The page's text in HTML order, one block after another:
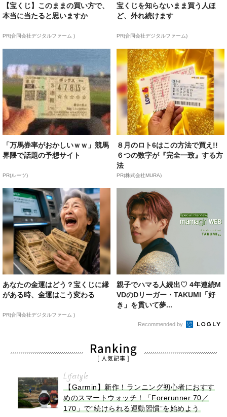
【宝くじ】このままの買い方で、
本当に当たると思いますか
PR(合同会社デジタルファーム )
宝くじを知らないまま買う人ほ
ど、外れ続けます
PR(合同会社デジタルファーム)
「万馬券率がおかしいｗｗ」競馬
界隈で話題の予想サイト
PR(ルーツ)
８月のロト6はこの方法で買え!!
６つの数字が『完全一致』する方
法
PR(株式会社MURA)
あなたの金運はどう？宝くじに縁
がある時、金運はこう変わる
PR(合同会社デジタルファーム )
親子でハマる人続出♡ 4年連続M
VDのDリーガー・TAKUMI「好
き」を貫いて夢...
Recommended by
Ranking
[ 人気記事 ]
Lifestyle
【Garmin】新作！ランニング初心者におすす
めのスマートウォッチ！「Forerunner 70／
170」で“続けられる運動習慣”を始めよう